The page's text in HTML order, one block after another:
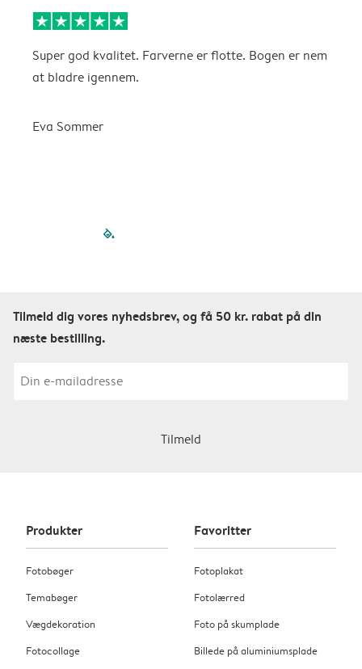
Super god kvalitet. Farverne er flotte. Bogen er nem
at bladre igennem.
Eva Sommer
filled-pagination
Tilmeld dig vores nyhedsbrev, og få 50 kr. rabat på din
næste bestilling.
Tilmeld
Produkter
Fotobøger
Temabøger
Vægdekoration
Fotocollage
Favoritter
Fotoplakat
Fotolærred
Foto på skumplade
Billede på aluminiumsplade